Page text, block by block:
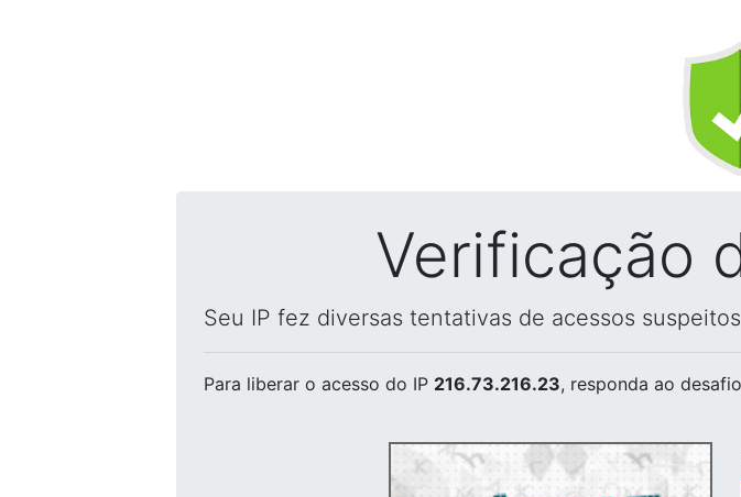
Verificação
Seu IP fez diversas tentativas de acessos
Para liberar o acesso do IP 216.73.216.23, responda ao